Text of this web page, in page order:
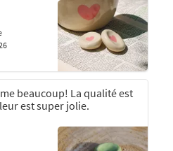
beaucoup! La qualité est
est super jolie.